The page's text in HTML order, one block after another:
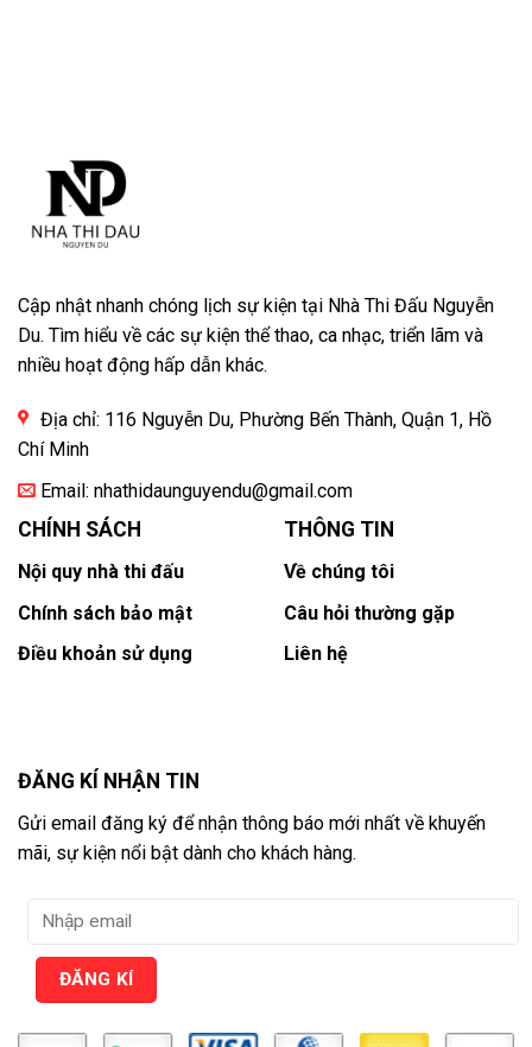
Cập nhật nhanh chóng lịch sự kiện tại Nhà Thi Đấu Nguyễn
Du. Tìm hiểu về các sự kiện thể thao, ca nhạc, triển lãm và
nhiều hoạt động hấp dẫn khác.
Địa chỉ: 116 Nguyễn Du, Phường Bến Thành, Quận 1, Hồ
Chí Minh
Email: nhathidaunguyendu@gmail.com
CHÍNH SÁCH
Nội quy nhà thi đấu
Chính sách bảo mật
Điều khoản sử dụng
THÔNG TIN
Về chúng tôi
Câu hỏi thường gặp
Liên hệ
ĐĂNG KÍ NHẬN TIN
Gửi email đăng ký để nhận thông báo mới nhất về khuyến
mãi, sự kiện nổi bật dành cho khách hàng.